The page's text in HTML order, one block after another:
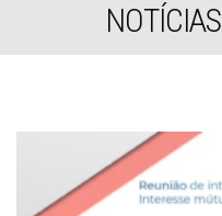
NOTÍCIAS